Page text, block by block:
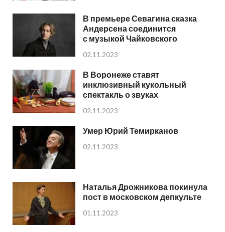
В премьере Севагина сказка
Андерсена соединится
с музыкой Чайковского
02.11.2023
В Воронеже ставят
инклюзивный кукольный
спектакль о звуках
02.11.2023
Умер Юрий Темирканов
02.11.2023
Наталья Дрожникова покинула
пост в московском депкульте
01.11.2023